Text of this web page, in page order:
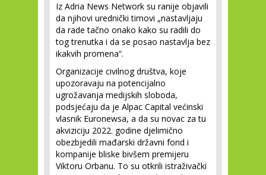
Iz Adria News Network su ranije objavili
da njihovi urednički timovi „nastavljaju
da rade tačno onako kako su radili do
tog trenutka i da se posao nastavlja bez
ikakvih promena“.
Organizacije civilnog društva, koje
upozoravaju na potencijalno
ugrožavanja medijskih sloboda,
podsjećaju da je Alpac Capital većinski
vlasnik Euronewsa, a da su novac za tu
akviziciju 2022. godine djelimično
obezbjedili mađarski državni fond i
kompanije bliske bivšem premijeru
Viktoru Orbanu. To su otkrili istraživački